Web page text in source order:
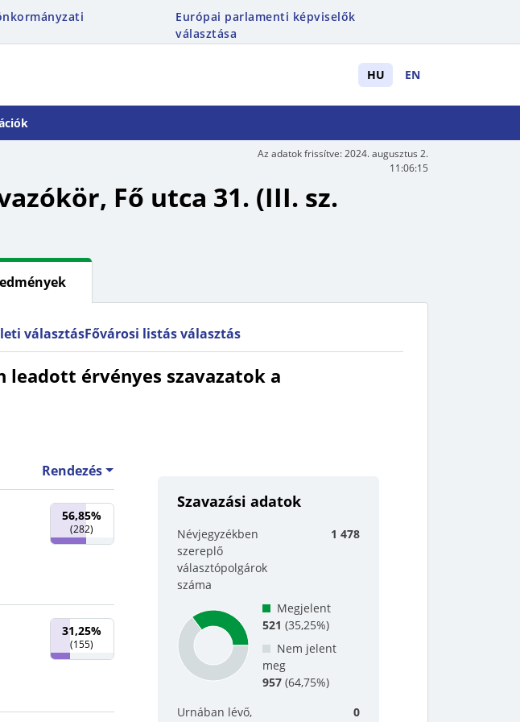
Európai parlamenti képviselők
választása
HU EN
Az adatok frissítve:2024. augusztus 2.
11:06:15
Fő utca 31. (III. sz.
választásFővárosi listás választás
leadott érvényes szavazatok a
Rendezés
56,85%
(282)
31,25%
(155)
Szavazási adatok
Névjegyzékben
szereplő
választópolgárok
száma
1 478
Megjelent
521 (35,25%)
Nem jelent
meg
957(64,75%)
Urnában lévő,
0